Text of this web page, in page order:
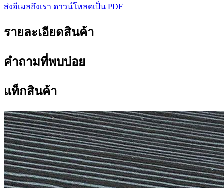
ส่งอีเมลถึงเรา ดาวน์โหลดเป็น PDF
รายละเอียดสินค้า
คำถามที่พบบ่อย
แท็กสินค้า